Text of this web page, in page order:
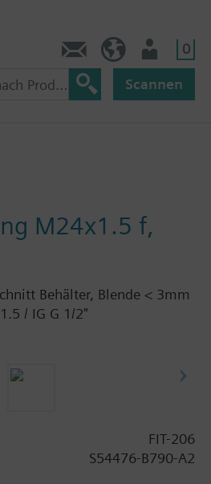
0
Scannen
M24x1.5 f,
Behälter, Blende < 3mm
/ IG G 1/2"
FIT-206
S54476-B790-A2